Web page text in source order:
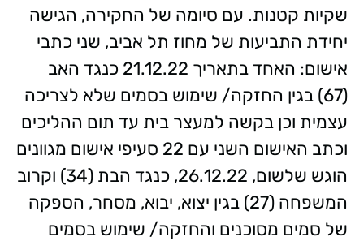
שקיות קטנות. עם סיומה של החקירה, הגישה
יחידת התביעות של מחוז תל אביב, שני כתבי
אישום: האחד בתאריך 21.12.22 כנגד האב
(67) בגין החזקה/ שימוש בסמים שלא לצריכה
עצמית וכן בקשה למעצר בית עד תום ההליכים
וכתב האישום השני עם 22 סעיפי אישום מגוונים
הוגש שלשום, 26.12.22, כנגד הבת (34) וקרוב
המשפחה (27) בגין יצוא, יבוא, מסחר, הספקה
של סמים מסוכנים והחזקה/ שימוש בסמים